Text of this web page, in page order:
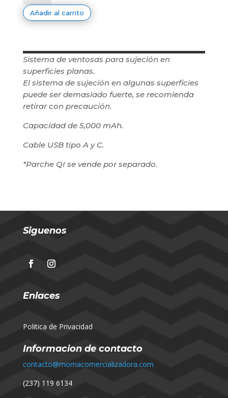
2
cantidad
Añadir al carrito
Sistema de ventosas para sujeción en
superficies planas.
El sistema de sujeción en algunas superficies
puede ser demasiado fuerte, se recomienda
retirar con precaución.
Capacidad de 5,000 mAh.
Cable USB tipo A y C.
*Parche QI se vende por separado.
Siguenos
Enlaces
Politica de Privacidad
Informacion de contacto
contacto@momacomercializadora.com
(237) 119 6134